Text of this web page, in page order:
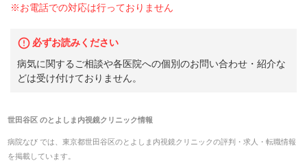
※お電話での対応は行っておりません
必ずお読みください
病気に関するご相談や各医院への個別のお問い合わせ・紹介な
どは受け付けておりません。
世田谷区のとよしま内視鏡クリニック情報
病院なび では、 東京都世田谷区のとよしま内視鏡クリニックの評判・求人・転職情報
を掲載しています。